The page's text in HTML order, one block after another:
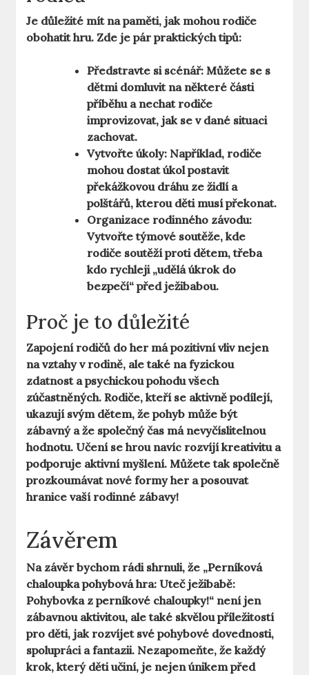
Je důležité mít na paměti, jak mohou rodiče
obohatit hru. Zde je pár praktických tipů:
Předstravte si scénář: Můžete se s
dětmi domluvit na některé části
příběhu a nechat rodiče
improvizovat, jak se v dané situaci
zachovat.
Vytvořte úkoly: Například, rodiče
mohou dostat úkol postavit
překážkovou dráhu ze židlí a
polštářů, kterou děti musí překonat.
Organizace rodinného závodu:
Vytvořte týmové soutěže, kde
rodiče soutěží proti dětem, třeba
kdo rychleji „udělá úkrok do
bezpečí“ před ježibabou.
Proč je to důležité
Zapojení rodičů do her má pozitivní vliv nejen
na vztahy v rodině, ale také na fyzickou
zdatnost a psychickou pohodu všech
zúčastněných. Rodiče, kteří se aktivně podílejí,
ukazují svým dětem, že pohyb může být
zábavný a že společný čas má nevyčíslitelnou
hodnotu. Učení se hrou navíc rozvíjí kreativitu a
podporuje aktivní myšlení. Můžete tak společně
prozkoumávat nové formy her a posouvat
hranice vaší rodinné zábavy!
Závěrem
Na závěr bychom rádi shrnuli, že „Perníková
chaloupka pohybová hra: Uteč ježibabě:
Pohybovka z perníkové chaloupky!“ není jen
zábavnou aktivitou, ale také skvělou příležitostí
pro děti, jak rozvíjet své pohybové dovednosti,
spolupráci a fantazii. Nezapomeňte, že každý
krok, který děti učiní, je nejen únikem před